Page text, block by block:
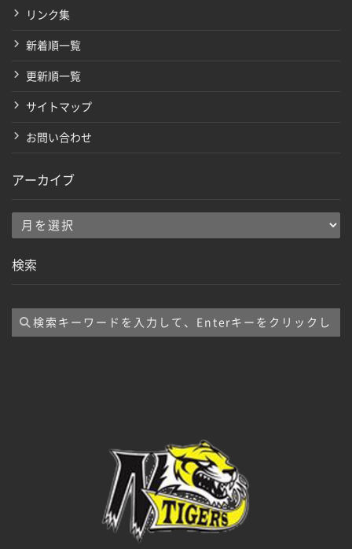
リンク集
新着順一覧
更新順一覧
サイトマップ
お問い合わせ
アーカイブ
ア
カ
ブ
検索